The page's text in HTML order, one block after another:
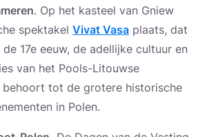
. Op het kasteel van Gniew
spektakel Vivat Vasa plaats, dat
17e eeuw, de adellijke cultuur en
van het Pools-Litouwse
behoort tot de grotere historische
in Polen.